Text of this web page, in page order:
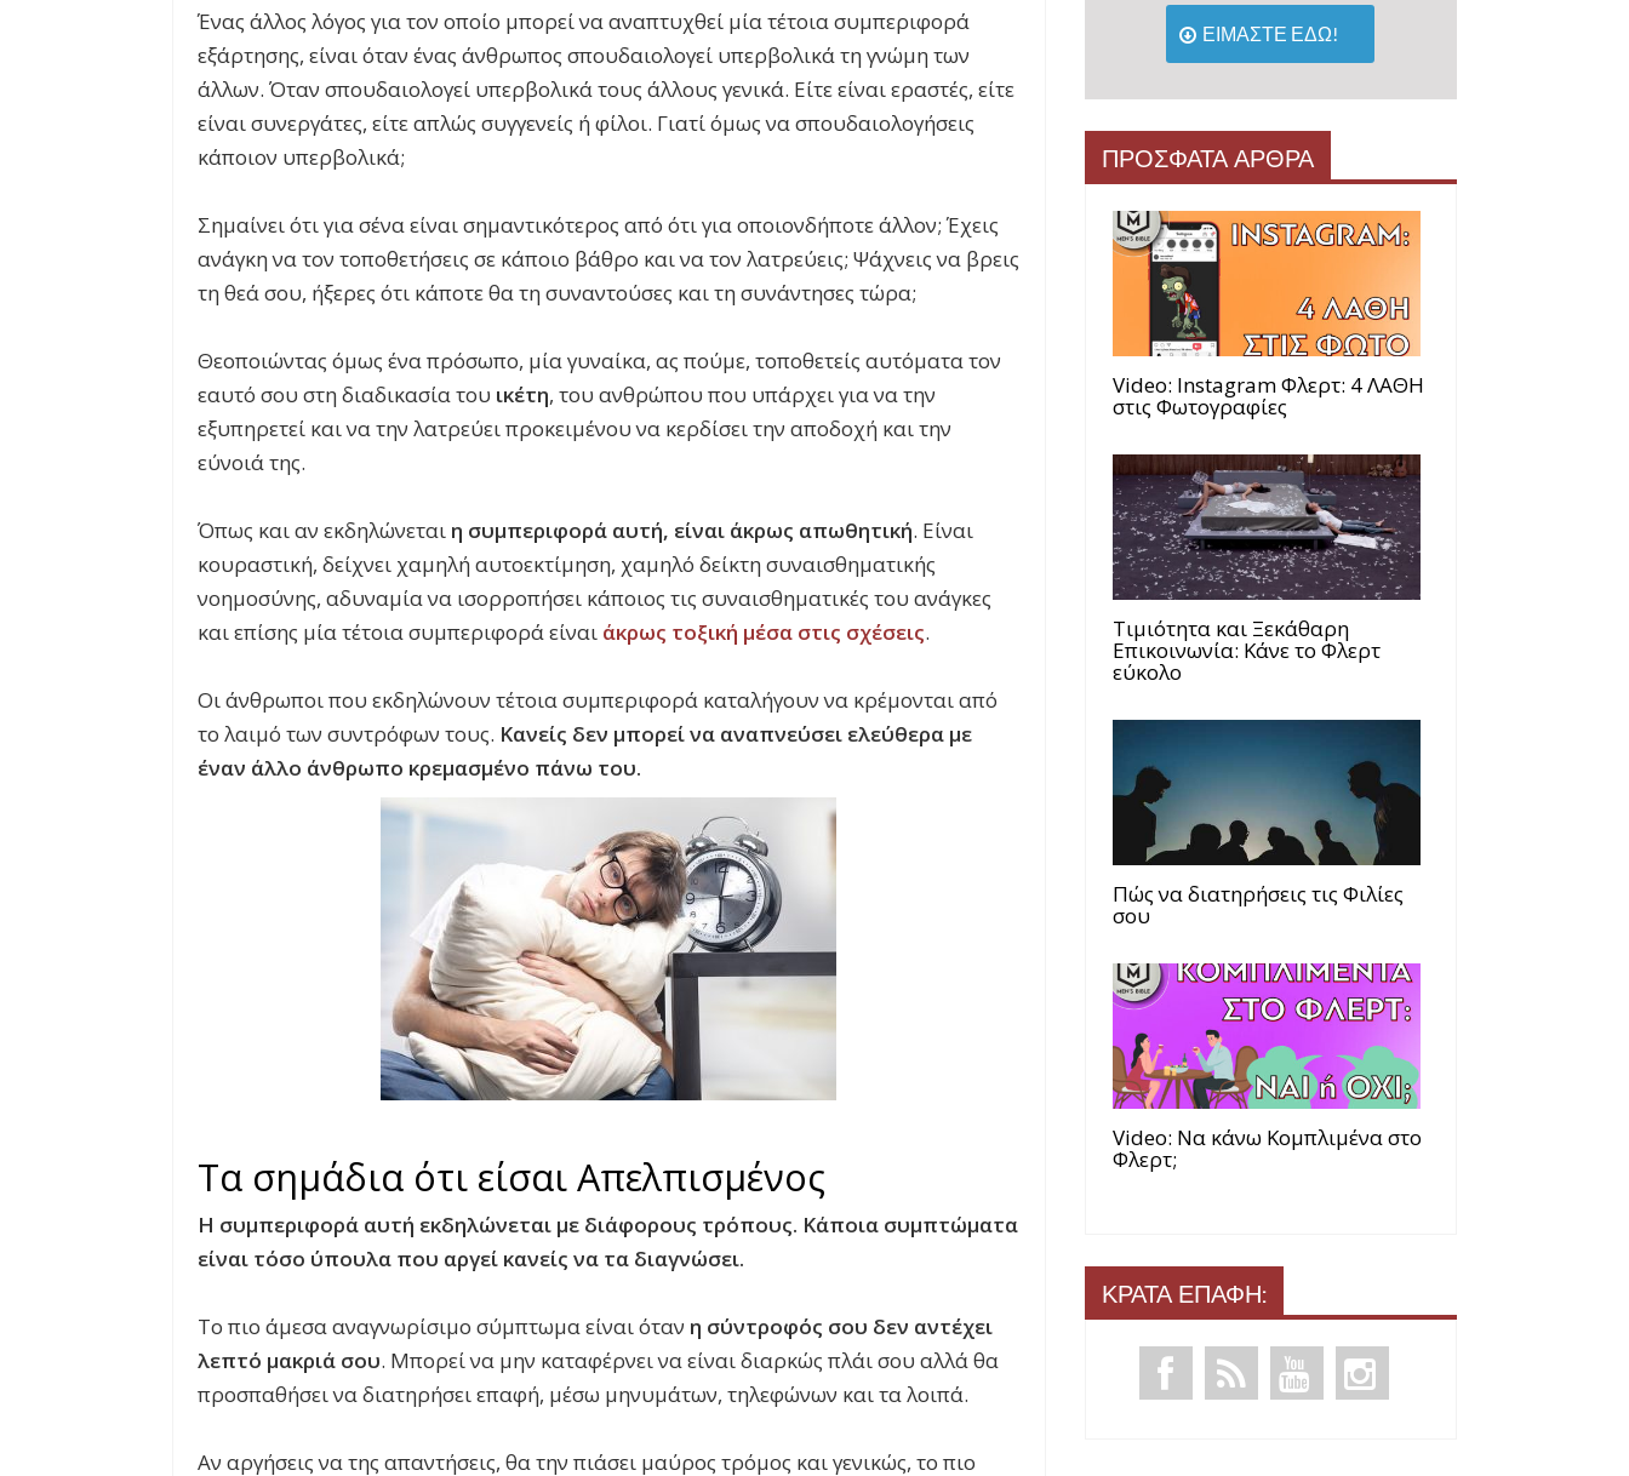
Ένας άλλος λόγος για τον οποίο μπορεί να αναπτυχθεί μία τέτοια συμπεριφορά
εξάρτησης, είναι όταν ένας άνθρωπος σπουδαιολογεί υπερβολικά τη γνώμη των
άλλων. Όταν σπουδαιολογεί υπερβολικά τους άλλους γενικά. Είτε είναι εραστές, είτε
είναι συνεργάτες, είτε απλώς συγγενείς ή φίλοι. Γιατί όμως να σπουδαιολογήσεις
κάποιον υπερβολικά;
Σημαίνει ότι για σένα είναι σημαντικότερος από ότι για οποιονδήποτε άλλον; Έχεις
ανάγκη να τον τοποθετήσεις σε κάποιο βάθρο και να τον λατρεύεις; Ψάχνεις να βρεις
τη θεά σου, ήξερες ότι κάποτε θα τη συναντούσες και τη συνάντησες τώρα;
Θεοποιώντας όμως ένα πρόσωπο, μία γυναίκα, ας πούμε, τοποθετείς αυτόματα τον
εαυτό σου στη διαδικασία του ικέτη, του ανθρώπου που υπάρχει για να την
εξυπηρετεί και να την λατρεύει προκειμένου να κερδίσει την αποδοχή και την
εύνοιά της.
Όπως και αν εκδηλώνεται η συμπεριφορά αυτή, είναι άκρως απωθητική. Είναι
κουραστική, δείχνει χαμηλή αυτοεκτίμηση, χαμηλό δείκτη συναισθηματικής
νοημοσύνης, αδυναμία να ισορροπήσει κάποιος τις συναισθηματικές του ανάγκες
και επίσης μία τέτοια συμπεριφορά είναι άκρως τοξική μέσα στις σχέσεις.
Οι άνθρωποι που εκδηλώνουν τέτοια συμπεριφορά καταλήγουν να κρέμονται από
το λαιμό των συντρόφων τους. Κανείς δεν μπορεί να αναπνεύσει ελεύθερα με
έναν άλλο άνθρωπο κρεμασμένο πάνω του.
Τα σημάδια ότι είσαι Απελπισμένος
Η συμπεριφορά αυτή εκδηλώνεται με διάφορους τρόπους. Κάποια συμπτώματα
είναι τόσο ύπουλα που αργεί κανείς να τα διαγνώσει.
Το πιο άμεσα αναγνωρίσιμο σύμπτωμα είναι όταν η σύντροφός σου δεν αντέχει
λεπτό μακριά σου. Μπορεί να μην καταφέρνει να είναι διαρκώς πλάι σου αλλά θα
προσπαθήσει να διατηρήσει επαφή, μέσω μηνυμάτων, τηλεφώνων και τα λοιπά.
Αν αργήσεις να της απαντήσεις, θα την πιάσει μαύρος τρόμος και γενικώς, το πιο
ΕΙΜΑΣΤΕ ΕΔΩ!
ΠΡΟΣΦΑΤΑ ΑΡΘΡΑ
Video: Instagram Φλερτ: 4 ΛΑΘΗ
στις Φωτογραφίες
Τιμιότητα και Ξεκάθαρη
Επικοινωνία: Κάνε το Φλερτ
εύκολο
Πώς να διατηρήσεις τις Φιλίες
σου
Video: Να κάνω Κομπλιμένα στο
Φλερτ;
ΚΡΑΤΑ ΕΠΑΦΗ: